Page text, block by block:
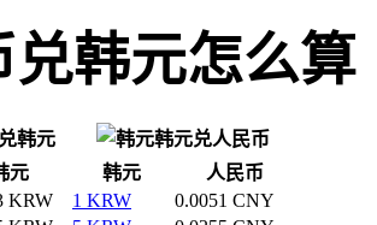
兑韩元怎么算
韩元
韩元兑人民币
元 韩元
人民币
KRW 1 KRW
0.0051 CNY